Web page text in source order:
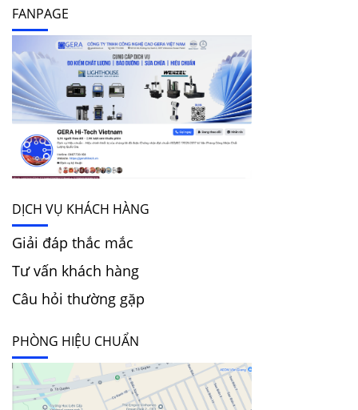
FANPAGE
DỊCH VỤ KHÁCH HÀNG
Giải đáp thắc mắc
Tư vấn khách hàng
Câu hỏi thường gặp
PHÒNG HIỆU CHUẨN